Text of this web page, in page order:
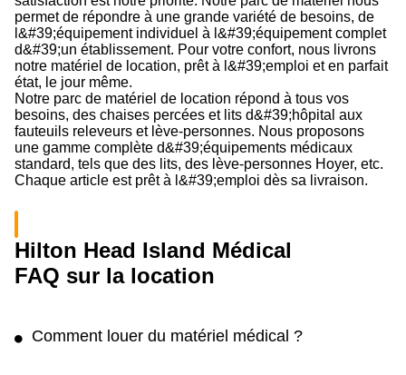
permet de répondre à une grande variété de besoins, de
l&#39;équipement individuel à l&#39;équipement complet
d&#39;un établissement. Pour votre confort, nous livrons
notre matériel de location, prêt à l&#39;emploi et en parfait
état, le jour même.
Notre parc de matériel de location répond à tous vos
besoins, des chaises percées et lits d&#39;hôpital aux
fauteuils releveurs et lève-personnes. Nous proposons
une gamme complète d&#39;équipements médicaux
standard, tels que des lits, des lève-personnes Hoyer, etc.
Chaque article est prêt à l&#39;emploi dès sa livraison.
Hilton Head Island Médical
FAQ sur la location
Comment louer du matériel médical ?